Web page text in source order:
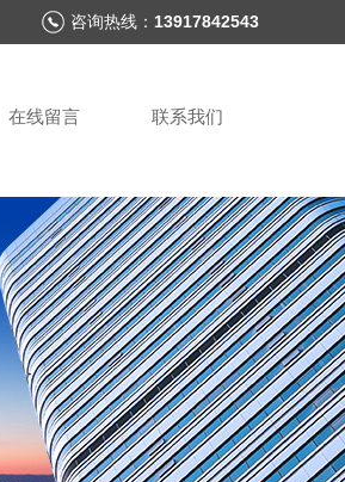
咨询热线： 13917842543
在线留言 联系我们